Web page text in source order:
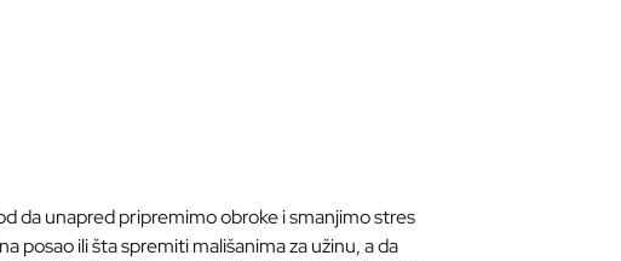
da unapred pripremimo obroke i smanjimo stres
posao ili šta spremiti mališanima za užinu, a da